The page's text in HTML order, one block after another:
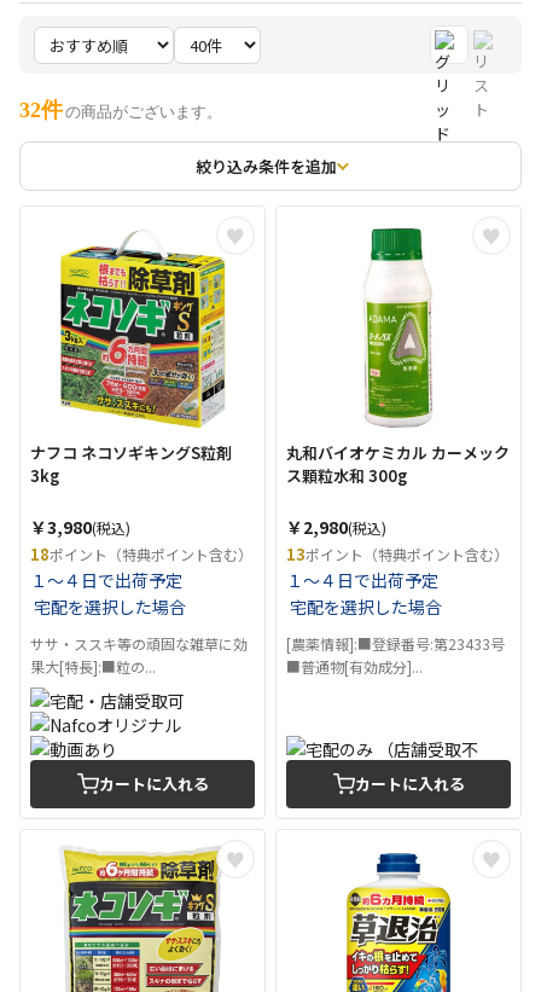
32件の商品がございます。
絞り込み条件を追加
ナフコ ネコソギキングS粒剤
3kg
￥3,980(税込)
18ポイント（特典ポイント含む）
１～４日で出荷予定
宅配を選択した場合
ササ・ススキ等の頑固な雑草に効
果大[特長]:■粒の...
カートに入れる
丸和バイオケミカル カーメック
ス顆粒水和 300g
￥2,980(税込)
13ポイント（特典ポイント含む）
１～４日で出荷予定
宅配を選択した場合
[農薬情報]:■登録番号:第23433号
■普通物[有効成分]...
カートに入れる